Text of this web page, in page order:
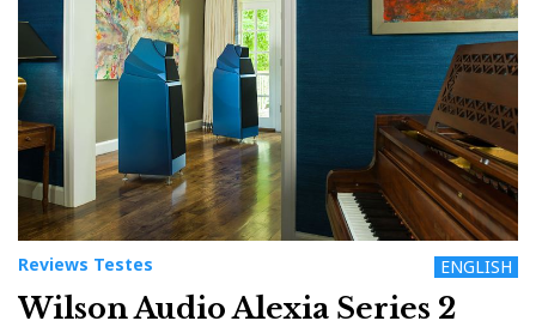
Reviews Testes ENGLISH
Wilson Audio Alexia Series 2